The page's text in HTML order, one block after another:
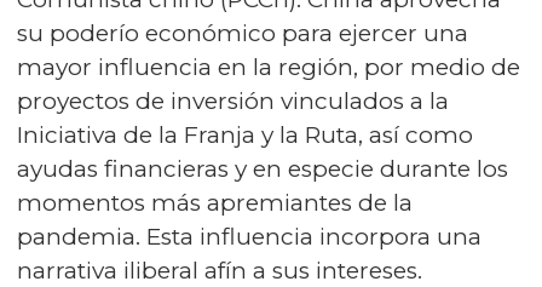
su poderío económico para ejercer una
mayor influencia en la región, por medio de
proyectos de inversión vinculados a la
Iniciativa de la Franja y la Ruta, así como
ayudas financieras y en especie durante los
momentos más apremiantes de la
pandemia. Esta influencia incorpora una
narrativa iliberal afín a sus intereses.